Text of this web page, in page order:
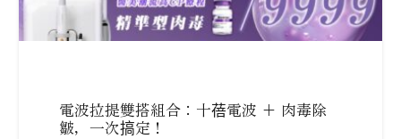
電波拉提雙搭組合：十蓓電波 + 肉毒除
皺，一次搞定！